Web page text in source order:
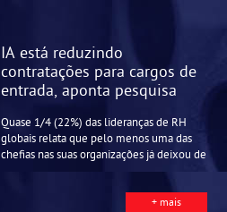
IA está reduzindo
contratações para cargos de
entrada, aponta pesquisa
Quase 1/4 (22%) das lideranças de RH
globais relata que pelo menos uma das
chefias nas suas organizações já deixou de
+ mais